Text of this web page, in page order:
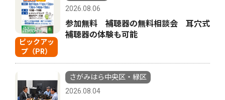
ピックアッ
プ（PR）
2026.08.06
参加無料 補聴器の無料相談会 耳穴式
補聴器の体験も可能
さがみはら中央区・緑区
2026.08.04